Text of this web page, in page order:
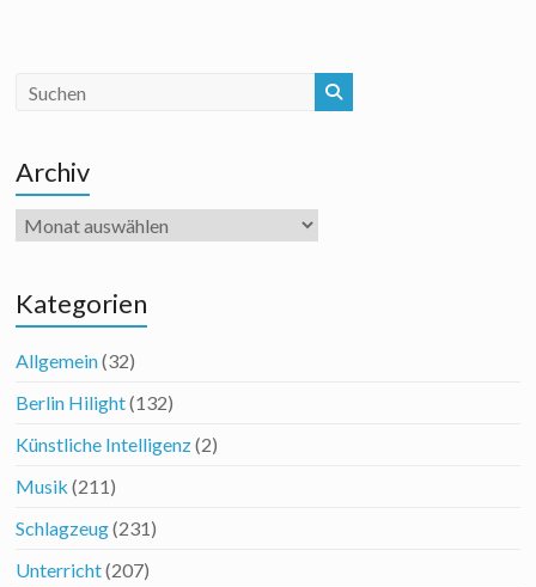
Archiv
Archiv
Kategorien
Allgemein(32)
Berlin Hilight(132)
Künstliche Intelligenz(2)
Musik (211)
Schlagzeug(231)
Unterricht(207)